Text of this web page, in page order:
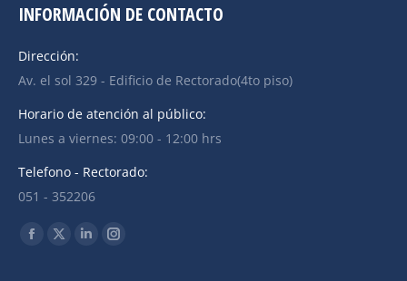
INFORMACIÓN DE CONTACTO
Dirección:
Av. el sol 329 - Edificio de Rectorado(4to piso)
Horario de atención al público:
Lunes a viernes: 09:00 - 12:00 hrs
Telefono - Rectorado:
051 - 352206
Find us on: